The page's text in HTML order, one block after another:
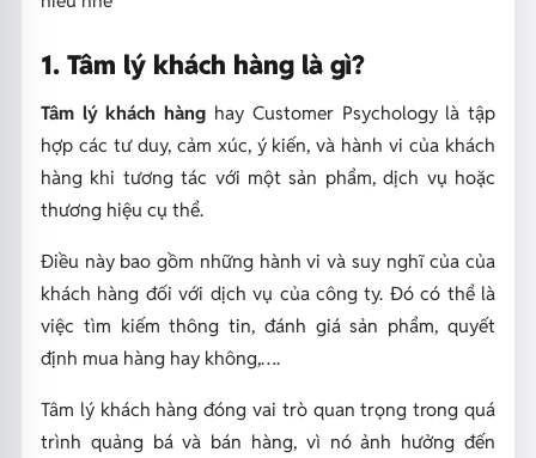
1. Tâm lý khách hàng là gì?
Tâm lý khách hàng hay Customer Psychology là tập
hợp các tư duy, cảm xúc, ý kiến, và hành vi của khách
hàng khi tương tác với một sản phẩm, dịch vụ hoặc
thương hiệu cụ thể.
Điều này bao gồm những hành vi và suy nghĩ của của
khách hàng đối với dịch vụ của công ty. Đó có thể là
việc tìm kiếm thông tin, đánh giá sản phẩm, quyết
định mua hàng hay không,….
Tâm lý khách hàng đóng vai trò quan trọng trong quá
trình quảng bá và bán hàng, vì nó ảnh hưởng đến